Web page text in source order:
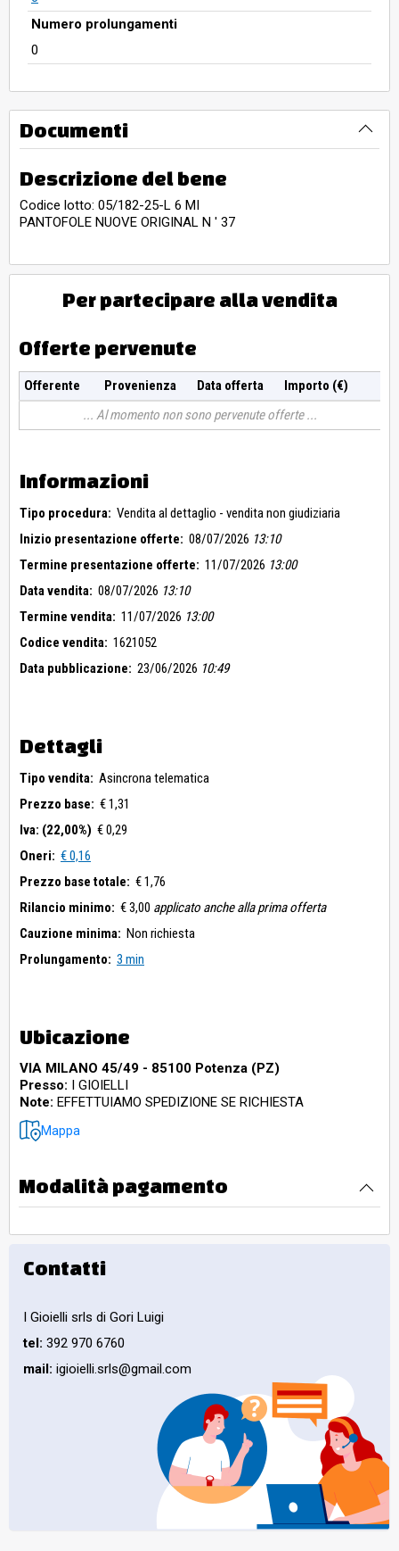
Numero prolungamenti
0
Documenti
Descrizione del bene
Codice lotto: 05/182-25-L 6 MI
PANTOFOLE NUOVE ORIGINAL N ' 37
Per partecipare alla vendita
Offerte pervenute
Offerente Provenienza Data offerta
Importo (€)
Al momento non sono pervenute offerte
Informazioni
Tipo procedura: Vendita al dettaglio - vendita non giudiziaria
Inizio presentazione offerte: 08/07/2026 13:10
Termine presentazione offerte: 11/07/2026 13:00
Data vendita: 08/07/2026 13:10
Termine vendita: 11/07/2026 13:00
Codice vendita: 1621052
Data pubblicazione: 23/06/2026 10:49
Dettagli
Tipo vendita: Asincrona telematica
Prezzo base: € 1,31
Iva: (22,00%) € 0,29
Oneri: € 0,16
Prezzo base totale: € 1,76
Rilancio minimo: € 3,00 applicato anche alla prima offerta
Cauzione minima: Non richiesta
Prolungamento: 3 min
Ubicazione
VIA MILANO 45/49 - 85100 Potenza (PZ)
Presso: I GIOIELLI
Note: EFFETTUIAMO SPEDIZIONE SE RICHIESTA
Mappa
Modalità pagamento
Contatti
I Gioielli srls di Gori Luigi
tel: 392 970 6760
mail: igioielli.srls@gmail.com